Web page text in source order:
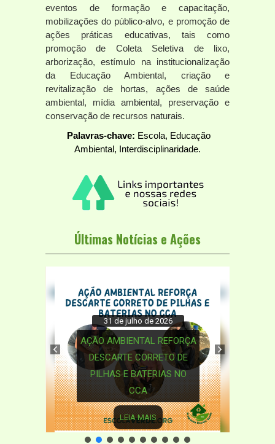
eventos de formação e capacitação,
mobilizações do público-alvo, e promoção de
ações práticas educativas, tais como
promoção de Coleta Seletiva de lixo,
arborização, estímulo na institucionalização
da Educação Ambiental, criação e
revitalização de hortas, ações de saúde
ambiental, mídia ambiental, preservação e
conservação de recursos naturais.
Palavras-chave: Escola, Educação
Ambiental, Interdisciplinaridade.
Últimas Notícias e Ações
31 de julho de 2026
AÇÃO AMBIENTAL REFORÇA
DESCARTE CORRETO DE
PILHAS E BATERIAS NO
CCA
LEIA MAIS